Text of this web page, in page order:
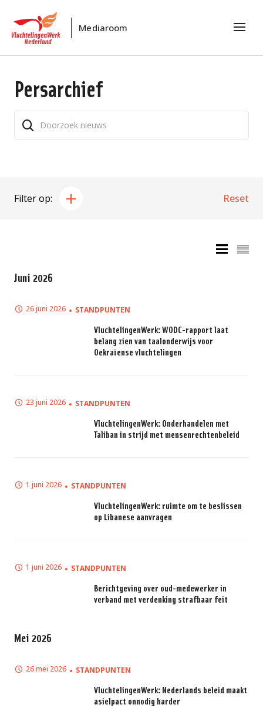
Mediaroom
Persarchief
Filter op: Reset
Juni 2026
26 juni 2026 STANDPUNTEN
VluchtelingenWerk: WODC-rapport laat
belang zien van taalonderwijs voor
Oekraïense vluchtelingen
23 juni 2026 STANDPUNTEN
VluchtelingenWerk: Onderhandelen met
Taliban in strijd met mensenrechtenbeleid
1 juni 2026 STANDPUNTEN
VluchtelingenWerk: ruimte om te beslissen
op Libanese aanvragen
1 juni 2026 STANDPUNTEN
Berichtgeving over oud-medewerker in
verband met verdenking strafbaar feit
Mei 2026
26 mei 2026 STANDPUNTEN
VluchtelingenWerk: Nederlands beleid maakt
asielpact onnodig harder